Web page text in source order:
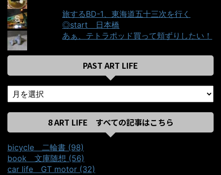
旅するBD-1、東海道五十三次を行く
◎start＿日本橋
あぁ、テトラポッド買って頬ずりしたい！
PAST ART LIFE
8 ART LIFE すべての記事はこちら
bicycle＿二輪書 (98)
book＿文庫随想 (56)
car life＿GT motor (32)